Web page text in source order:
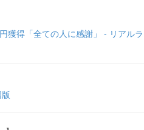
獲得「全ての人に感謝」 - リアルラ